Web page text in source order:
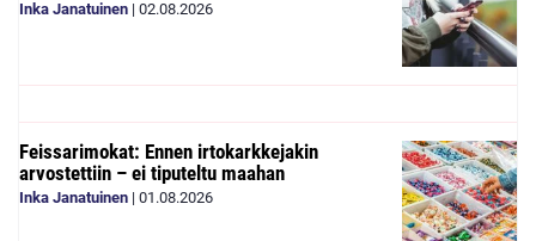
Inka Janatuinen | 02.08.2026
Feissarimokat: Ennen irtokarkkejakin
arvostettiin – ei tiputeltu maahan
Inka Janatuinen | 01.08.2026